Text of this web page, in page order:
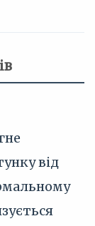
від